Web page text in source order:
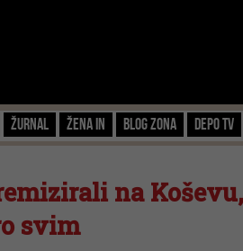
Žurnal Žena IN Blog zona Depo TV
na Koševu,
svim